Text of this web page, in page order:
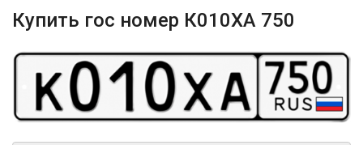
Купить гос номер К010ХА 750